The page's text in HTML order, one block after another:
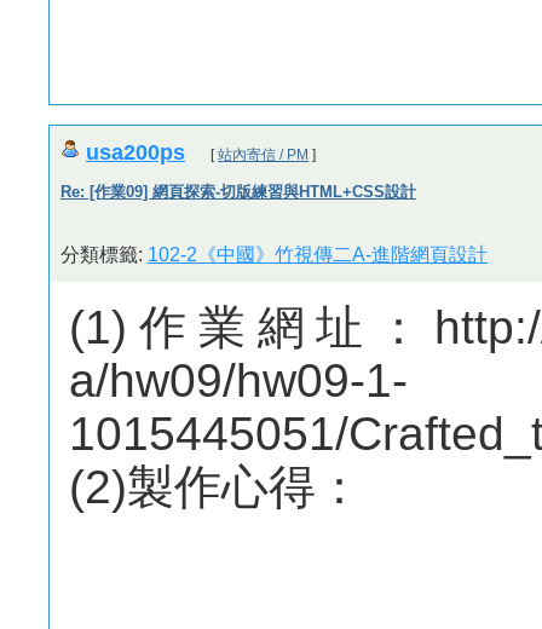
usa200ps [站內寄信 / PM ]
Re: [作業09] 網頁探索-切版練習與HTML+CSS設計
分類標籤: 102-2《中國》竹視傳二A-進階網頁設計
(1)作業網址：http://
a/hw09/hw09-1-
1015445051/
(2)製作心得：